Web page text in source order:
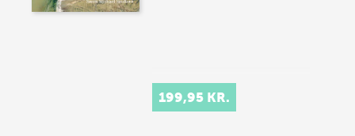
199,95 KR.